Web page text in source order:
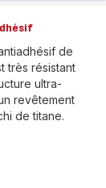
de
très résistant
ultra-
revêtement
de titane.